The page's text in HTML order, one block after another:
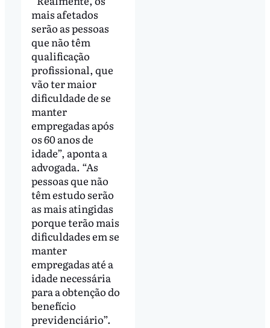
mais afetados
serão as pessoas
que não têm
qualificação
profissional, que
vão ter maior
dificuldade de se
manter
empregadas após
os 60 anos de
idade”, aponta a
advogada. “As
pessoas que não
têm estudo serão
as mais atingidas
porque terão mais
dificuldades em se
manter
empregadas até a
idade necessária
para a obtenção do
benefício
previdenciário”.